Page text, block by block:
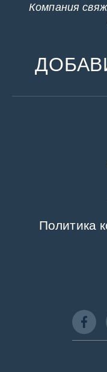
Компания
Политика